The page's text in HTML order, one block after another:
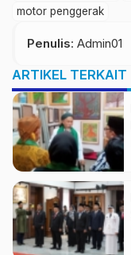
motor penggerak
Penulis: Admin01
ARTIKEL TERKAIT